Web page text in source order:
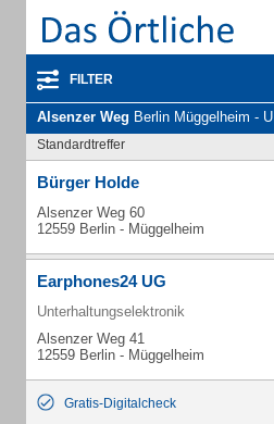
FILTER
Alsenzer Weg Berlin Müggelheim - Unternehmen und Personen
Standardtreffer
Bürger Holde
Alsenzer Weg 60
12559 Berlin - Müggelheim
Earphones24 UG
Unterhaltungselektronik
Alsenzer Weg 41
12559 Berlin - Müggelheim
Gratis-Digitalcheck